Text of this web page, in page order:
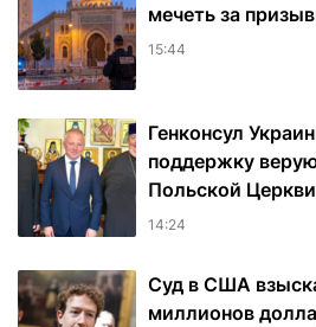
мечеть за
15:44
Генконсул
поддержку
Польской Церкви
14:24
Суд в США
миллионов